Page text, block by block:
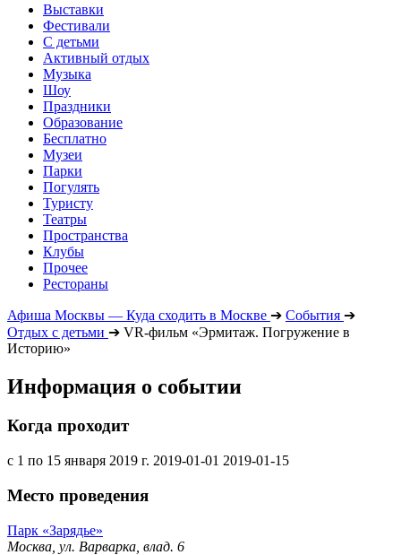
Выставки
Фестивали
С детьми
Активный отдых
Музыка
Шоу
Праздники
Образование
Бесплатно
Музеи
Парки
Погулять
Туристу
Театры
Пространства
Клубы
Прочее
Рестораны
Афиша Москвы — Куда сходить в Москве ➔ События ➔
Отдых с детьми ➔ VR-фильм «Эрмитаж. Погружение в
Историю»
Информация о событии
Когда проходит
с 1 по 15 января 2019 г. 2019-01-01 2019-01-15
Место проведения
Парк «Зарядье»
Москва, ул. Варварка, влад. 6